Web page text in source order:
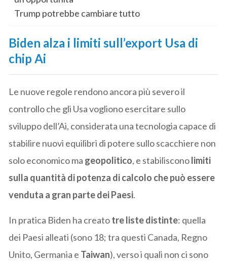
Trump potrebbe cambiare tutto
Biden alza i limiti sull’export Usa di
chip Ai
Le nuove regole rendono ancora più severo il
controllo che gli Usa vogliono esercitare sullo
sviluppo dell’Ai, considerata una tecnologia capace di
stabilire nuovi equilibri di potere sullo scacchiere non
solo economico ma geopolitico, e stabilisconolimiti
sulla quantità di potenza di calcolo che può essere
venduta a gran parte dei Paesi.
In pratica Biden ha creatotre liste distinte: quella
dei Paesi alleati (sono 18; tra questi Canada, Regno
Unito, Germania e Taiwan), verso i quali non ci sono